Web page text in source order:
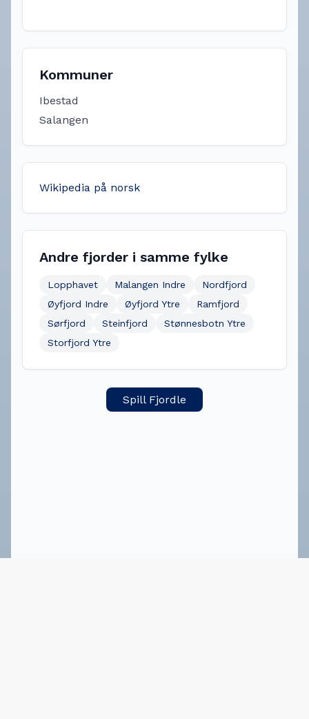
Kommuner
Ibestad
Salangen
Wikipedia på norsk
Andre fjorder i samme fylke
Lopphavet Malangen Indre
Nordfjord
Øyfjord Indre
Øyfjord Ytre
Ramfjord
Sørfjord
Steinfjord
Stønnesbotn Ytre
Storfjord Ytre
Spill Fjordle